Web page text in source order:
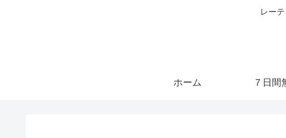
レー
ホーム ７日間